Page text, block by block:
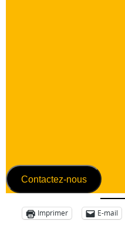
Contactez-nous
Imprimer E-mail